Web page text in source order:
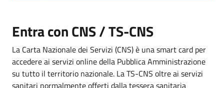
Entra con CNS / TS-CNS
La Carta Nazionale dei Servizi (CNS) è una smart card per
accedere ai servizi online della Pubblica Amministrazione
su tutto il territorio nazionale. La TS-CNS oltre ai servizi
sanitari normalmente offerti dalla tessera sanitaria